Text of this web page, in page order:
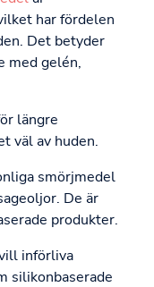
har fördelen
Det betyder
med gelén,
längre
väl av huden.
smörjmedel
De är
produkter.
införliva
silikonbaserade